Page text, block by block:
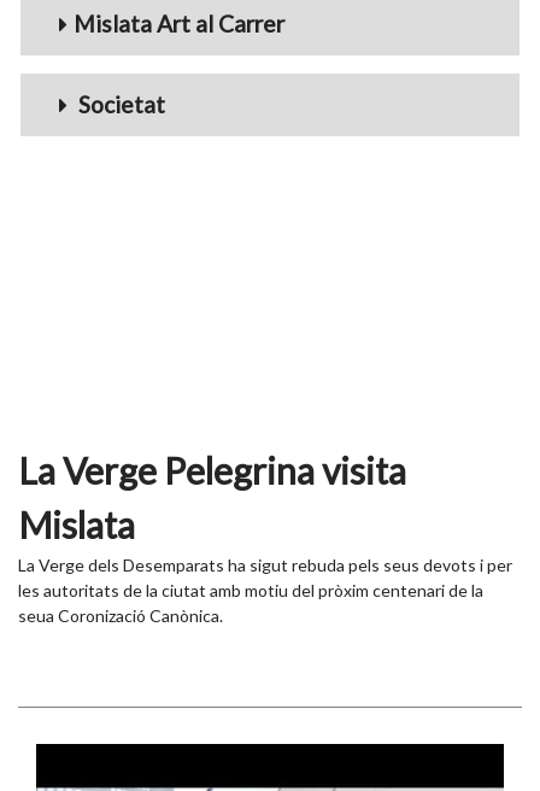
Mislata Art al Carrer
Societat
La Verge Pelegrina visita
Mislata
La Verge dels Desemparats ha sigut rebuda pels seus devots i per
les autoritats de la ciutat amb motiu del pròxim centenari de la
seua Coronizació Canònica.